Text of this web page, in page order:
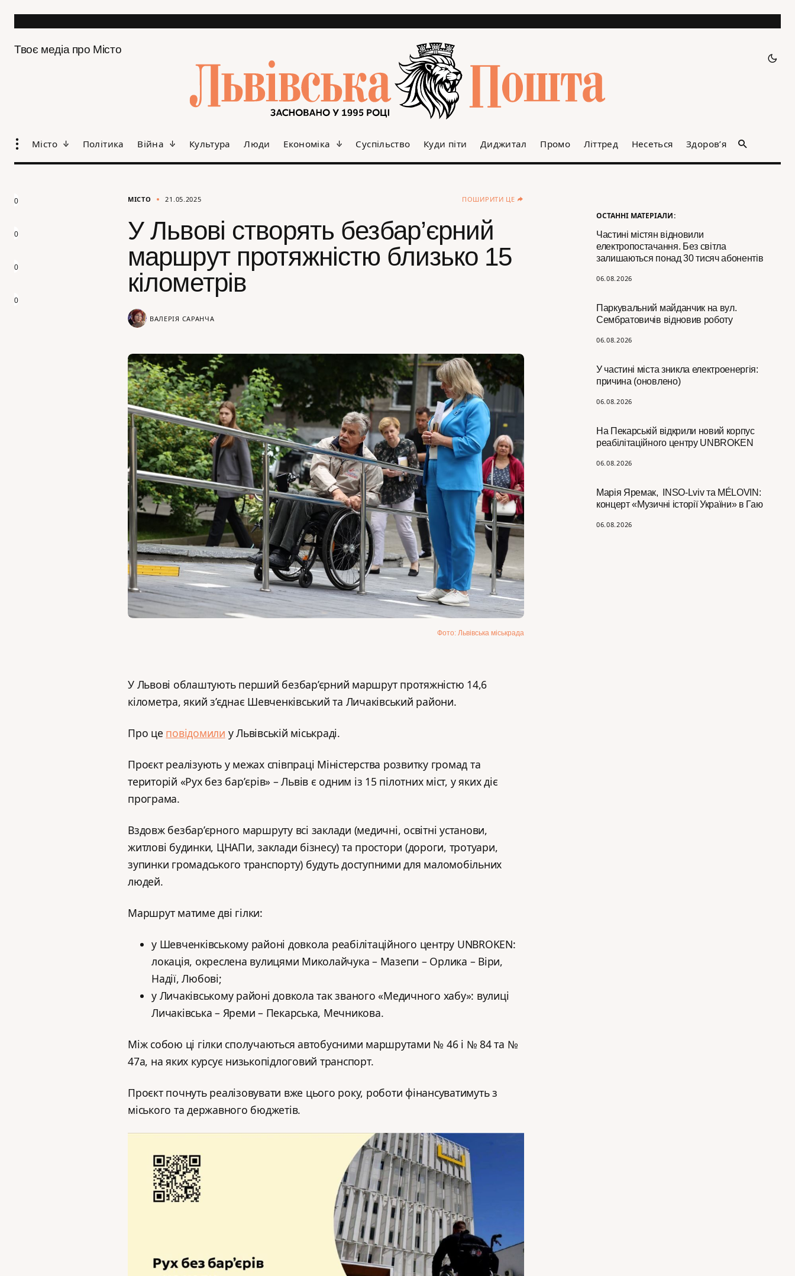
Твоє медіа про Місто
Місто Політика Війна Культура Люди Економіка Суспільство Куди піти Диджитал Промо Літтред Несеться Здоров’я
ОСТАННІ МАТЕРІАЛИ:
Частині містян відновили
електропостачання. Без світла
залишаються понад 30 тисяч абонентів
06.08.2026
Паркувальний майданчик на вул.
Сембратовичів відновив роботу
06.08.2026
У частині міста зникла електроенергія:
причина (оновлено)
06.08.2026
На Пекарській відкрили новий корпус
реабілітаційного центру UNBROKEN
06.08.2026
Марія Яремак, INSO-Lviv та MÉLOVIN:
концерт «Музичні історії України» в Гаю
06.08.2026
МІСТО 21.05.2025 ПОШИРИТИ ЦЕ
У Львові створять безбар’єрний
маршрут протяжністю близько 15
кілометрів
ВАЛЕРІЯ САРАНЧА
Фото: Львівська міськрада
У Львові облаштують перший безбар’єрний маршрут протяжністю 14,6
кілометра, який з’єднає Шевченківський та Личаківський райони.
Про це повідомили у Львівській міськраді.
Проєкт реалізують у межах співпраці Міністерства розвитку громад та
територій «Рух без барʼєрів» – Львів є одним із 15 пілотних міст, у яких діє
програма.
Вздовж безбар’єрного маршруту всі заклади (медичні, освітні установи,
житлові будинки, ЦНАПи, заклади бізнесу) та простори (дороги, тротуари,
зупинки громадського транспорту) будуть доступними для маломобільних
людей.
Маршрут матиме дві гілки:
у Шевченківському районі довкола реабілітаційного центру UNBROKEN:
локація, окреслена вулицями Миколайчука – Мазепи – Орлика – Віри,
Надії, Любові;
у Личаківському районі довкола так званого «Медичного хабу»: вулиці
Личаківська – Яреми – Пекарська, Мечникова.
Між собою ці гілки сполучаються автобусними маршрутами № 46 і № 84 та №
47а, на яких курсує низькопідлоговий транспорт.
Проєкт почнуть реалізовувати вже цього року, роботи фінансуватимуть з
міського та державного бюджетів.
0
0
0
0